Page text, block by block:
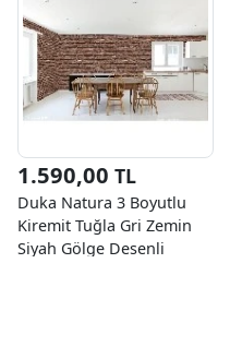
1.590,00 TL
Duka Natura 3 Boyutlu
Kiremit Tuğla Gri Zemin
Siyah Gölge Desenli